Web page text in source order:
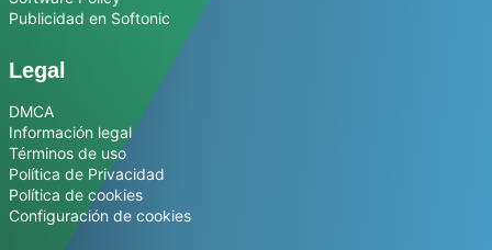
Publicidad en Softonic
Legal
DMCA
Información legal
Términos de uso
Política de Privacidad
Política de cookies
Configuración de cookies